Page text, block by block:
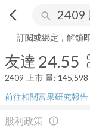
arrow_back_ios search
友達 24.550.00%
訂閱或綁定，解鎖
友達 24.55
2409
上市 量: 145,598
前往相關富果研究報告
股利政策 info_outline